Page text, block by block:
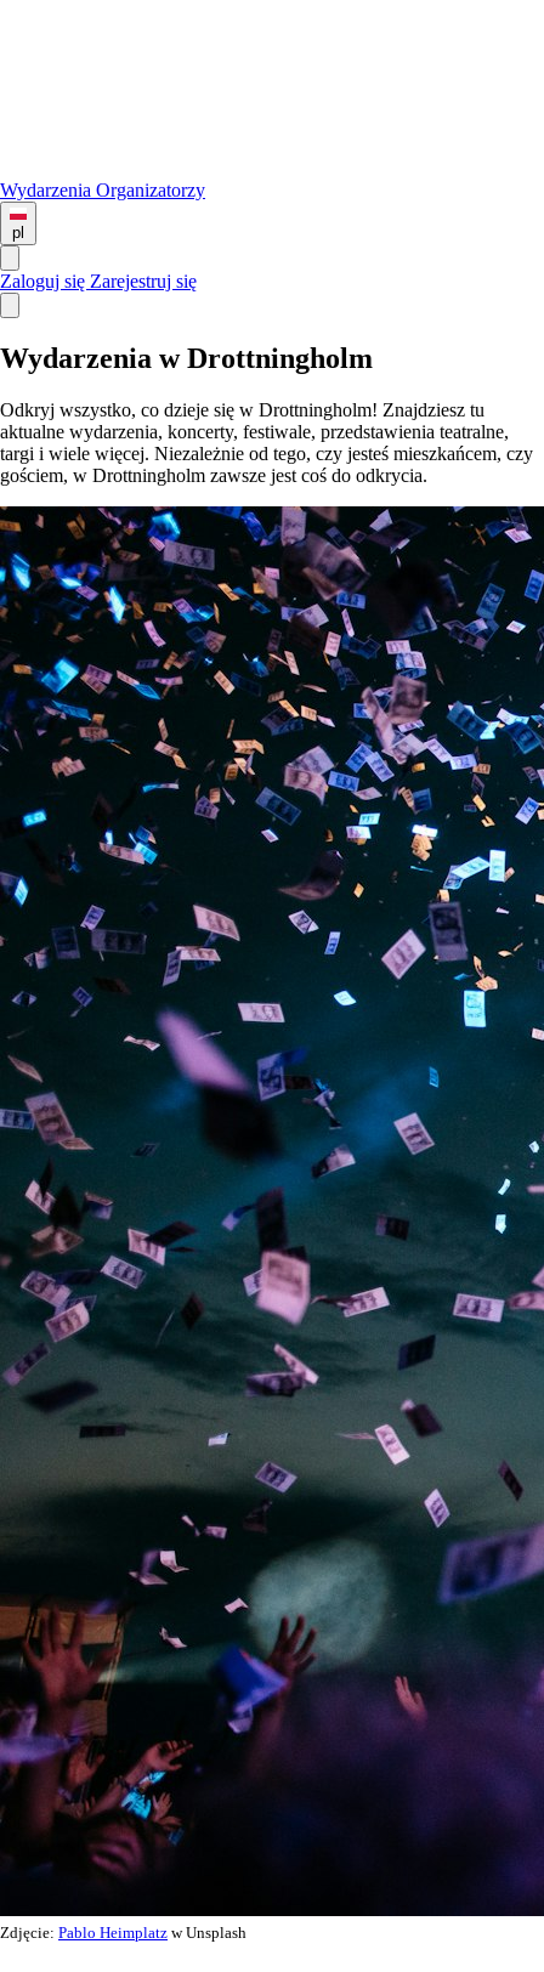
Wydarzenia Organizatorzy
pl
Zaloguj się Zarejestruj się
Wydarzenia w Drottningholm
Odkryj wszystko, co dzieje się w Drottningholm! Znajdziesz tu
aktualne wydarzenia, koncerty, festiwale, przedstawienia teatralne,
targi i wiele więcej. Niezależnie od tego, czy jesteś mieszkańcem, czy
gościem, w Drottningholm zawsze jest coś do odkrycia.
Zdjęcie: Pablo Heimplatz w Unsplash